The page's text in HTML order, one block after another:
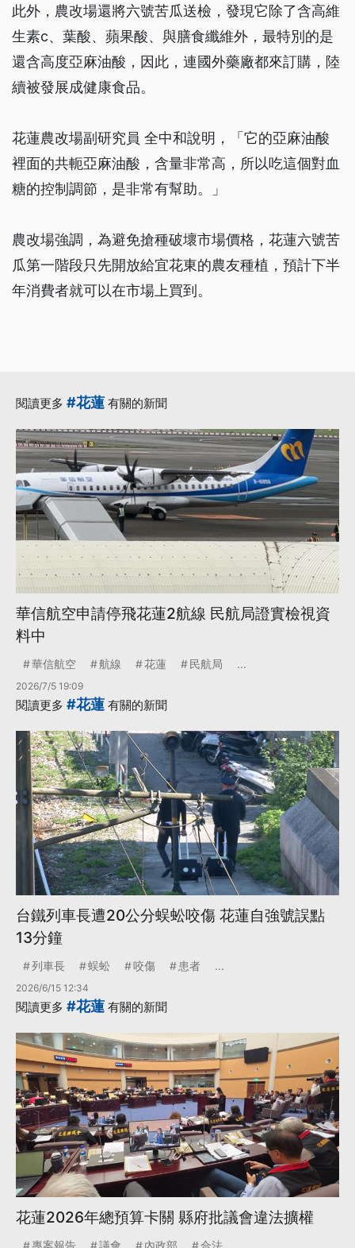
此外，農改場還將六號苦瓜送檢，發現它除了含高維
生素c、葉酸、蘋果酸、與膳食纖維外，最特別的是
還含高度亞麻油酸，因此，連國外藥廠都來訂購，陸
續被發展成健康食品。
花蓮農改場副研究員 全中和說明，「它的亞麻油酸
裡面的共軛亞麻油酸，含量非常高，所以吃這個對血
糖的控制調節，是非常有幫助。」
農改場強調，為避免搶種破壞市場價格，花蓮六號苦
瓜第一階段只先開放給宜花東的農友種植，預計下半
年消費者就可以在市場上買到。
閱讀更多 #花蓮 有關的新聞
華信航空申請停飛花蓮2航線 民航局證實檢視資
料中
華信航空 航線 花蓮 民航局 ...
2026/7/5 19:09
閱讀更多 #花蓮 有關的新聞
台鐵列車長遭20公分蜈蚣咬傷 花蓮自強號誤點
13分鐘
列車長 蜈蚣 咬傷 患者 ...
2026/6/15 12:34
閱讀更多 #花蓮 有關的新聞
花蓮2026年總預算卡關 縣府批議會違法擴權